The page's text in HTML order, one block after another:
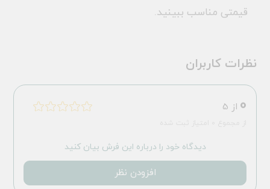
قیمتی مناسب ببینید.
نظرات کاربران
0 از 5
دیدگاه خود را درباره این فرش بیان کنید
افزودن نظر